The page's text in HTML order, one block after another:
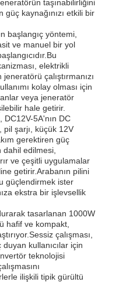
taşınabilirliğini
kaynağınızı etkili bir
başlangıç yöntemi,
ve manuel bir yol
elektrikli
çalıştırmanızı
kolay olması için
veya jeneratör
hale getirir.
DC12V-5A'nın DC
pil şarjı, küçük 12V
gerektiren güç
dahil edilmesi,
ve çeşitli uygulamalar
getirir.Arabanın pilini
güçlendirmek ister
ekstra bir işlevsellik
tasarlanan 1000W
hafif ve kompakt,
çalışması,
kullanıcılar için
teknolojisi
ilişkili tipik gürültü